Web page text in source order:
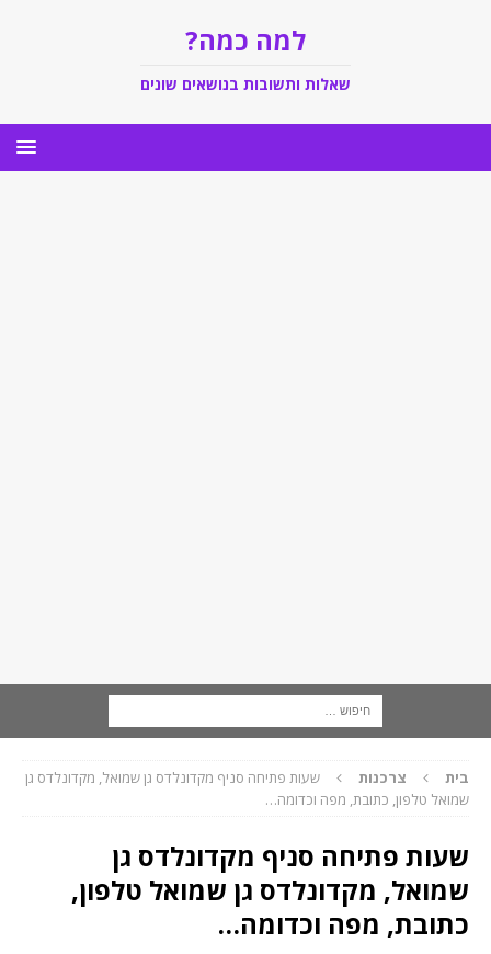
למה כמה?
שאלות ותשובות בנושאים שונים
בית צרכנות
שעות פתיחה סניף מקדונלדס גן שמואל, מקדונלדס גן
שמואל טלפון, כתובת, מפה וכדומה…
שעות פתיחה סניף מקדונלדס גן
שמואל, מקדונלדס גן שמואל טלפון,
כתובת, מפה וכדומה…